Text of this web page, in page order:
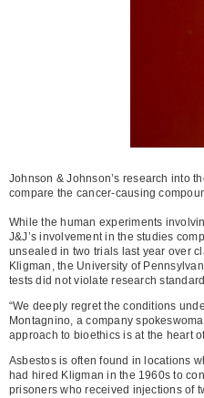
Johnson & Johnson’s research into
compare the cancer-causing
While the human experiments
J&J’s involvement in the studies
unsealed in two trials last year over
Kligman, the University of
tests did not violate research
“We deeply regret the conditions
Montagnino, a company
approach to bioethics is at the heart
Asbestos is often found in locations
had hired Kligman in the 1960s to
prisoners who received injections of